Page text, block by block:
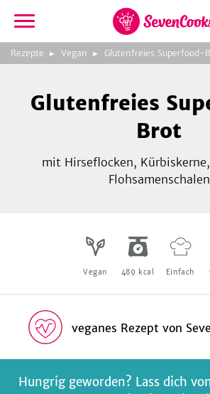
zur
Startseite
Rezepte Vegan Glutenfreies Superfood-
Bild
3
zeigen
Glutenfreies
Brot
mit Hirseflocken,
Flohsamenschalen
Vegan 489 kcal Einfach
veganes Rezeptvon
Hungrig geworden? Lass dich